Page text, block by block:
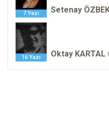
7 Yazı Setenay
16 Yazı Oktay KARTAL